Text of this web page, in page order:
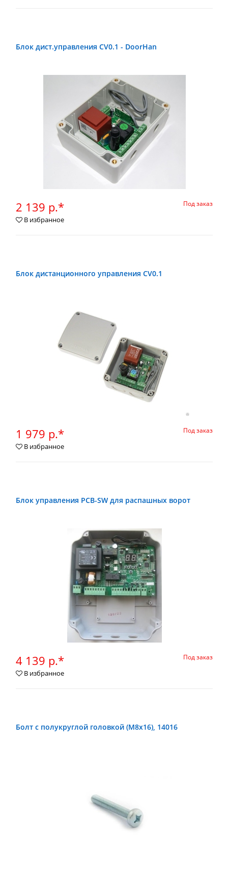
Блок дист.управления CV0.1 - DoorHan
2 139 р.* Под заказ
В избранное
Блок дистанционного управления CV0.1
1 979 р.* Под заказ
В избранное
Блок управления PCB-SW для распашных ворот
4 139 р.* Под заказ
В избранное
Болт с полукруглой головкой (М8х16), 14016